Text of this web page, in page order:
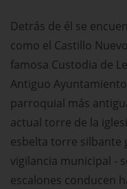
Detrás de él se
como el Castillo
famosa Custodia de
Antiguo
parroquial más
actual torre de la
esbelta torre silbante
vigilancia municipal -
escalones conducen